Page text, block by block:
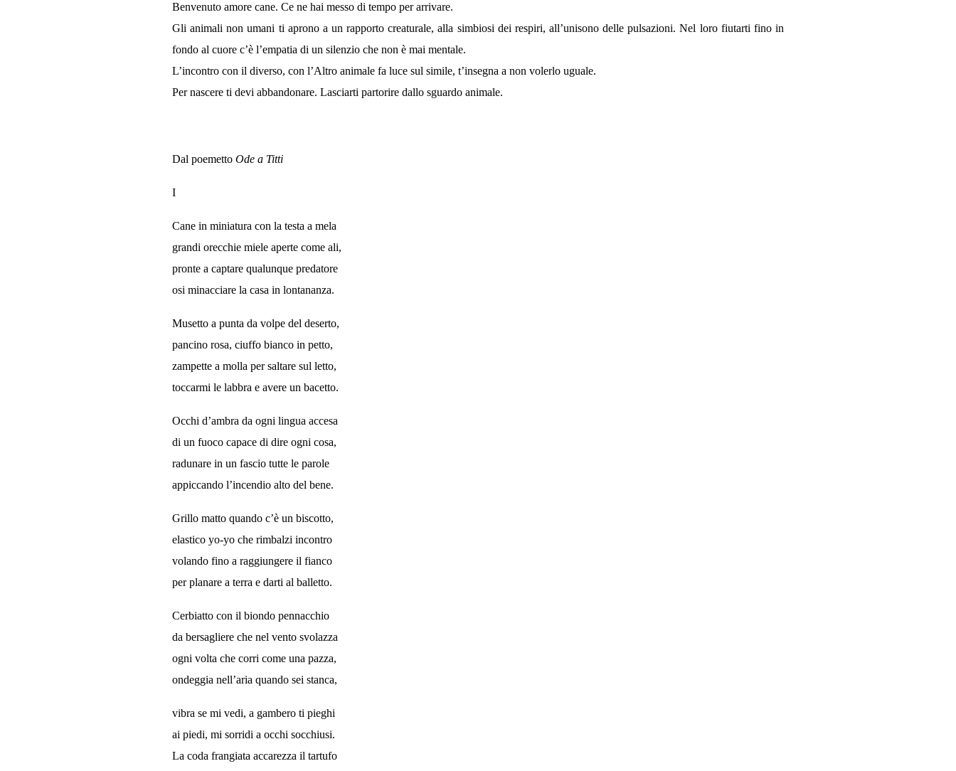
Benvenuto amore cane. Ce ne hai messo di tempo per arrivare.
Gli animali non umani ti aprono a un rapporto creaturale, alla simbiosi dei respiri, all’unisono delle pulsazioni. Nel loro fiutarti fino in
fondo al cuore c’è l’empatia di un silenzio che non è mai mentale.
L’incontro con il diverso, con l’Altro animale fa luce sul simile, t’insegna a non volerlo uguale.
Per nascere ti devi abbandonare. Lasciarti partorire dallo sguardo animale.
Dal poemetto Ode a Titti
I
Cane in miniatura con la testa a mela
grandi orecchie miele aperte come ali,
pronte a captare qualunque predatore
osi minacciare la casa in lontananza.
Musetto a punta da volpe del deserto,
pancino rosa, ciuffo bianco in petto,
zampette a molla per saltare sul letto,
toccarmi le labbra e avere un bacetto.
Occhi d’ambra da ogni lingua accesa
di un fuoco capace di dire ogni cosa,
radunare in un fascio tutte le parole
appiccando l’incendio alto del bene.
Grillo matto quando c’è un biscotto,
elastico yo-yo che rimbalzi incontro
volando fino a raggiungere il fianco
per planare a terra e darti al balletto.
Cerbiatto con il biondo pennacchio
da bersagliere che nel vento svolazza
ogni volta che corri come una pazza,
ondeggia nell’aria quando sei stanca,
vibra se mi vedi, a gambero ti pieghi
ai piedi, mi sorridi a occhi socchiusi.
La coda frangiata accarezza il tartufo